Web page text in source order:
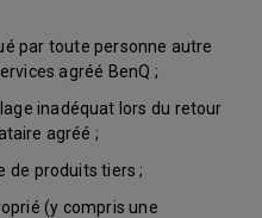
par toute personne autre
agréé BenQ ;
inadéquat lors du retour
agréé ;
de produits tiers ;
(y compris une